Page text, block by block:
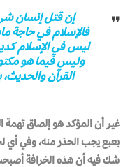
إن قتل إنسان
فالإسلام في حاجة
ليس في الإسلام
وليس فيما هو
القرآن
غير أن المؤكد هو إلصاق تهمة
بعبع يجب الحذر منه، وفي أي
شك فيه أن هذه الخرافة